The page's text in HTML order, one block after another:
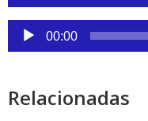
audio
Reproductor
de
00:00
Relacionadas